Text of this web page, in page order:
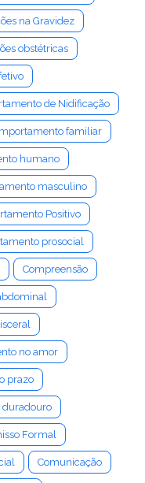
na Gravidez
obstétricas
de Nidificação
familiar
humano
masculino
Positivo
prosocial
Compreensão
no amor
prazo
Formal
Comunicação